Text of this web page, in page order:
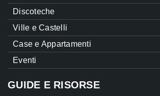
Discoteche
Ville e Castelli
Case e Appartamenti
Eventi
GUIDE E RISORSE